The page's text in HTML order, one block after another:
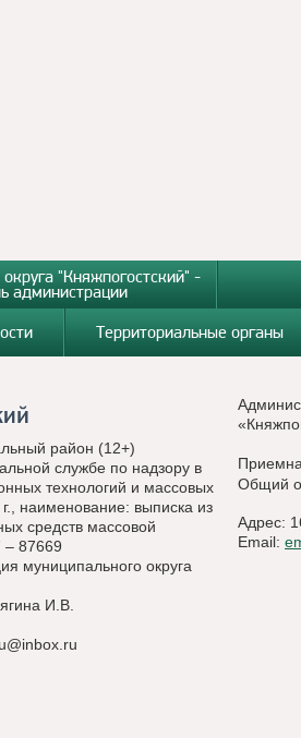
"Княжпогостский" -
администрации
Территориальные органы
район (12+)
службе по надзору в
технологий и массовых
наименование: выписка из
средств массовой
87669
муниципального округа
И.В.
Общий
Адрес:
Email: